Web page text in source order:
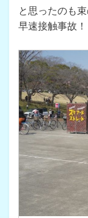
と思ったのも
早速接触事故！